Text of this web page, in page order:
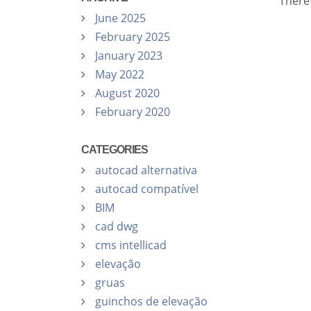
June 2025
February 2025
January 2023
May 2022
August 2020
February 2020
CATEGORIES
autocad alternativa
autocad compatível
BIM
cad dwg
cms intellicad
elevação
gruas
guinchos de elevação